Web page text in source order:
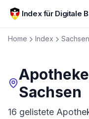
Zum Hauptinhalt
Index für Digitale
Home Index Sachsen
Sachsen
16 gelistete